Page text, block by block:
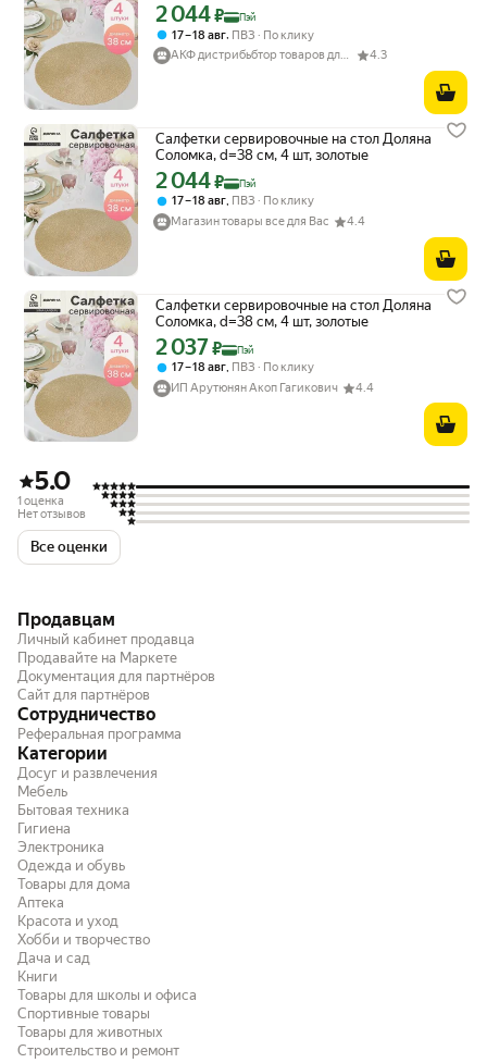
Цена с картой Яндекс Пэй 2044 ₽ вместо
2 044₽ Пэй
17 – 18 авг, ПВЗ
По клику
АКФ дистрибьбтор товаров для дома
4.3
Салфетки сервировочные на стол Доляна
Соломка, d=38 см, 4 шт, золотые
Цена с картой Яндекс Пэй 2044 ₽ вместо
2 044₽ Пэй
17 – 18 авг, ПВЗ
По клику
Магазин товары все для Вас
4.4
Салфетки сервировочные на стол Доляна
Соломка, d=38 см, 4 шт, золотые
Цена с картой Яндекс Пэй 2037 ₽ вместо
2 037₽ Пэй
17 – 18 авг ПВЗ
По клику
ИП Арутюнян Акоп Гагикович
4.4
5.0
1 оценка
Нет отзывов
Все оценки
Продавцам
Личный кабинет продавца
Продавайте на Маркете
Документация для партнёров
Сайт для партнёров
Сотрудничество
Реферальная программа
Категории
Досуг и развлечения
Мебель
Бытовая техника
Гигиена
Электроника
Одежда и обувь
Товары для дома
Аптека
Красота и уход
Хобби и творчество
Дача и сад
Книги
Товары для школы и офиса
Спортивные товары
Товары для животных
Строительство и ремонт